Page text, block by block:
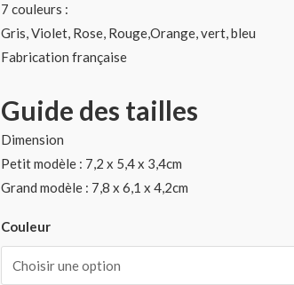
7 couleurs :
Gris, Violet, Rose, Rouge,Orange, vert, bleu
Fabrication française
Guide des tailles
Dimension
Petit modèle : 7,2 x 5,4 x 3,4cm
Grand modèle : 7,8 x 6,1 x 4,2cm
Couleur